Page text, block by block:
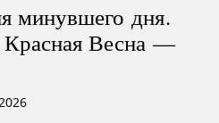
минувшего дня.
Весна —